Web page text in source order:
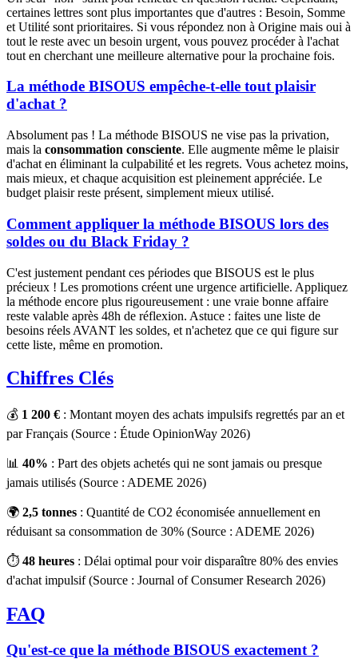
certaines lettres sont plus importantes que d'autres : Besoin, Somme
et Utilité sont prioritaires. Si vous répondez non à Origine mais oui à
tout le reste avec un besoin urgent, vous pouvez procéder à l'achat
tout en cherchant une meilleure alternative pour la prochaine fois.
La méthode BISOUS empêche-t-elle tout plaisir
d'achat ?
Absolument pas ! La méthode BISOUS ne vise pas la privation,
mais la consommation consciente. Elle augmente même le plaisir
d'achat en éliminant la culpabilité et les regrets. Vous achetez moins,
mais mieux, et chaque acquisition est pleinement appréciée. Le
budget plaisir reste présent, simplement mieux utilisé.
Comment appliquer la méthode BISOUS lors des
soldes ou du Black Friday ?
C'est justement pendant ces périodes que BISOUS est le plus
précieux ! Les promotions créent une urgence artificielle. Appliquez
la méthode encore plus rigoureusement : une vraie bonne affaire
reste valable après 48h de réflexion. Astuce : faites une liste de
besoins réels AVANT les soldes, et n'achetez que ce qui figure sur
cette liste, même en promotion.
Chiffres Clés
💰 1 200 € : Montant moyen des achats impulsifs regrettés par an et
par Français (Source : Étude OpinionWay 2026)
📊 40% : Part des objets achetés qui ne sont jamais ou presque
jamais utilisés (Source : ADEME 2026)
🌍 2,5 tonnes : Quantité de CO2 économisée annuellement en
réduisant sa consommation de 30% (Source : ADEME 2026)
⏱️ 48 heures : Délai optimal pour voir disparaître 80% des envies
d'achat impulsif (Source : Journal of Consumer Research 2026)
FAQ
Qu'est-ce que la méthode BISOUS exactement ?